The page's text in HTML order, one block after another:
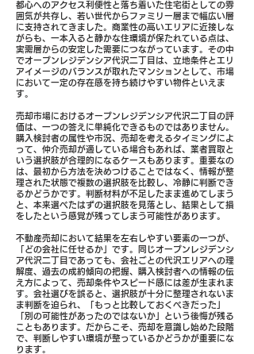
都心へのアクセス利便性と落ち着いた住宅街としての雰
囲気が共存し、若い世代からファミリー層まで幅広い層
に支持されてきました。商業性の高いエリアに近接しな
がらも、一本入ると静かな住環境が保たれている点は、
実需層からの安定した需要につながっています。その中
でオープンレジデンシア代沢二丁目は、立地条件とエリ
アイメージのバランスが取れたマンションとして、市場
において一定の存在感を持ち続けやすい物件といえま
す。
売却市場におけるオープンレジデンシア代沢二丁目の評
価は、一つの答えに単純化できるものではありません。
購入検討者の属性や市況、売却を考えるタイミングによ
って、仲介売却が適している場合もあれば、業者買取と
いう選択肢が合理的になるケースもあります。重要なの
は、最初から方法を決めつけることではなく、情報が整
理された状態で複数の選択肢を比較し、冷静に判断でき
るかどうかです。判断材料が不足したまま進めてしまう
と、本来選べたはずの選択肢を見落とし、結果として損
をしたという感覚が残ってしまう可能性があります。
不動産売却において結果を左右しやすい要素の一つが、
「どの会社に任せるか」です。同じオープンレジデンシ
ア代沢二丁目であっても、会社ごとの代沢エリアへの理
解度、過去の成約傾向の把握、購入検討者への情報の伝
え方によって、売却条件やスピード感には差が生まれま
す。会社選びを誤ると、選択肢が十分に整理されないま
ま判断を迫られ、「もっと比較しておくべきだった」
「別の可能性があったのではないか」という後悔が残る
こともあります。だからこそ、売却を意識し始めた段階
で、判断しやすい環境が整っているかどうかが重要にな
ります。